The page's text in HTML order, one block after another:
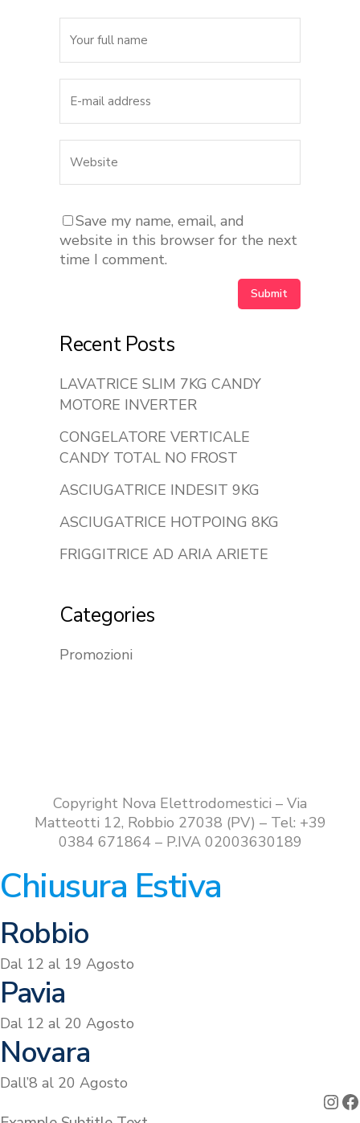
Save my name, email, and
website in this browser for the next
time I comment.
Recent Posts
LAVATRICE SLIM 7KG CANDY
MOTORE INVERTER
CONGELATORE VERTICALE
CANDY TOTAL NO FROST
ASCIUGATRICE INDESIT 9KG
ASCIUGATRICE HOTPOING 8KG
FRIGGITRICE AD ARIA ARIETE
Categories
Promozioni
Copyright Nova Elettrodomestici – Via
Matteotti 12, Robbio 27038 (PV) – Tel: +39
0384 671864 – P.IVA 02003630189
Chiusura Estiva
Robbio
Dal 12 al 19 Agosto
Pavia
Dal 12 al 20 Agosto
Novara
Dall’8 al 20 Agosto